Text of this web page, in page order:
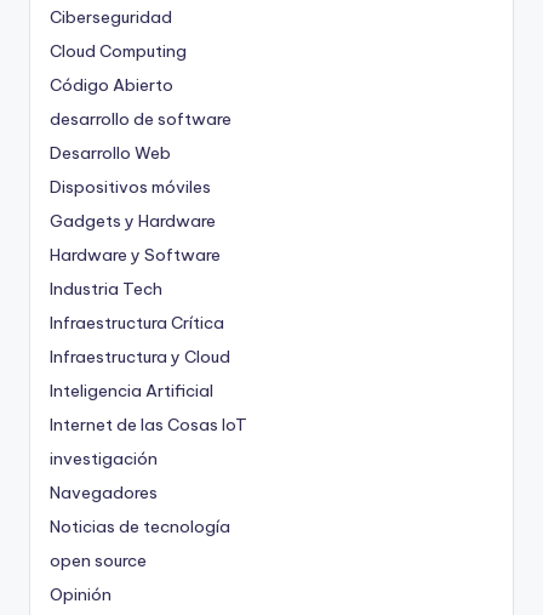
Ciberseguridad
Cloud Computing
Código Abierto
desarrollo de software
Desarrollo Web
Dispositivos móviles
Gadgets y Hardware
Hardware y Software
Industria Tech
Infraestructura Crítica
Infraestructura y Cloud
Inteligencia Artificial
Internet de las Cosas IoT
investigación
Navegadores
Noticias de tecnología
open source
Opinión